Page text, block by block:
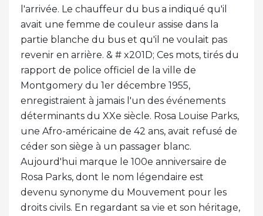
l'arrivée. Le chauffeur du bus a indiqué qu'il
avait une femme de couleur assise dans la
partie blanche du bus et qu'il ne voulait pas
revenir en arrière. & # x201D; Ces mots, tirés du
rapport de police officiel de la ville de
Montgomery du 1er décembre 1955,
enregistraient à jamais l'un des événements
déterminants du XXe siècle. Rosa Louise Parks,
une Afro-américaine de 42 ans, avait refusé de
céder son siège à un passager blanc.
Aujourd'hui marque le 100e anniversaire de
Rosa Parks, dont le nom légendaire est
devenu synonyme du Mouvement pour les
droits civils. En regardant sa vie et son héritage,